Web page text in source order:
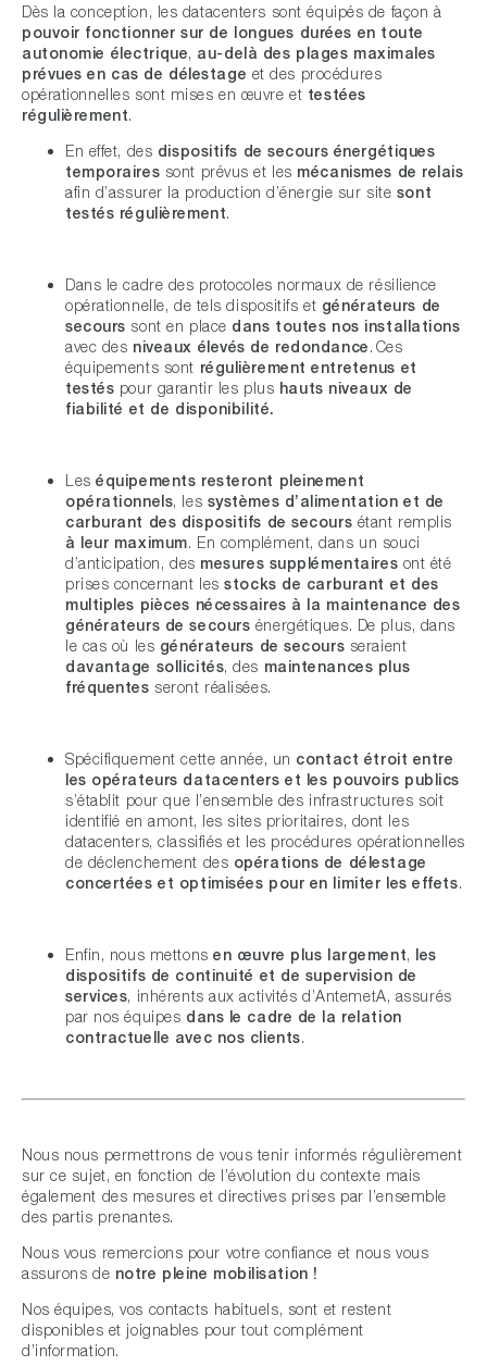
Dès la conception, les datacenters sont équipés de façon à
pouvoir fonctionner sur de longues durées en toute
autonomie électrique, au-delà des plages maximales
prévues en cas de délestage et des procédures
opérationnelles sont mises en œuvre et testées
régulièrement.
En effet, des dispositifs de secours énergétiques
temporaires sont prévus et les mécanismes de relais
afin d’assurer la production d’énergie sur site sont
testés régulièrement.
Dans le cadre des protocoles normaux de résilience
opérationnelle, de tels dispositifs et générateurs de
secours sont en place dans toutes nos installations
avec des niveaux élevés de redondance. Ces
équipements sont régulièrement entretenus et
testés pour garantir les plus hauts niveaux de
fiabilité et de disponibilité.
Leséquipements resteront pleinement
opérationnels, les systèmes d’alimentation et de
carburant des dispositifs de secours étant remplis
à leur maximum. En complément, dans un souci
d’anticipation, des mesures supplémentaires ont été
prises concernant les stocks de carburant et des
multiples pièces nécessaires à la maintenance des
générateurs de secours énergétiques. De plus, dans
le cas où les générateurs de secours seraient
davantage sollicités, des maintenances plus
fréquentes seront réalisées.
Spécifiquement cette année, un contact étroit entre
les opérateurs datacenters et les pouvoirs publics
s’établit pour que l’ensemble des infrastructures soit
identifié en amont, les sites prioritaires, dont les
datacenters, classifiés et les procédures opérationnelles
de déclenchement des opérations de délestage
concertées et optimisées pour en limiter les effets.
Enfin, nous mettonsen œuvre plus largement, les
dispositifs de continuité et de supervision de
services, inhérents aux activités d’AntemetA, assurés
par nos équipes dans le cadre de la relation
contractuelle avec nos clients.
Nous nous permettrons de vous tenir informés régulièrement
sur ce sujet, en fonction de l’évolution du contexte mais
également des mesures et directives prises par l’ensemble
des partis prenantes.
Nous vous remercions pour votre confiance et nous vous
assurons de notre pleine mobilisation !
Nos équipes, vos contacts habituels, sont et restent
disponibles et joignables pour tout complément
d’information.